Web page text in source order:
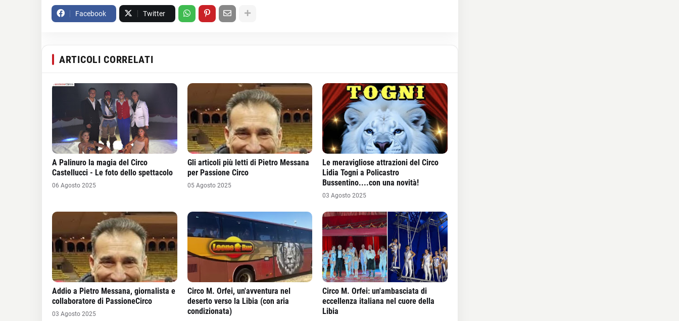
Facebook Twitter
ARTICOLI CORRELATI
A Palinuro la magia del Circo
Castellucci - Le foto dello spettacolo
06 Agosto 2025
Gli articoli più letti di Pietro Messana
per Passione Circo
05 Agosto 2025
Le meravigliose attrazioni del Circo
Lidia Togni a Policastro
Bussentino....con una novità!
03 Agosto 2025
Addio a Pietro Messana, giornalista e
collaboratore di PassioneCirco
03 Agosto 2025
Circo M. Orfei, un'avventura nel
deserto verso la Libia (con aria
condizionata)
Circo M. Orfei: un'ambasciata di
eccellenza italiana nel cuore della
Libia